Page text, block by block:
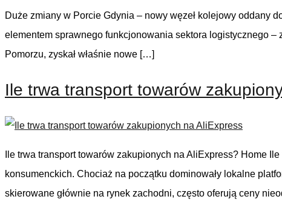
Duże zmiany w Porcie Gdynia – nowy węzeł kolejowy oddany
elementem sprawnego funkcjonowania sektora logistycznego
Pomorzu, zyskał właśnie nowe […]
Ile trwa transport towarów
Ile trwa transport towarów zakupionych na AliExpress? Home
konsumenckich. Chociaż na początku dominowały lokalne
skierowane głównie na rynek zachodni, często oferują ceny